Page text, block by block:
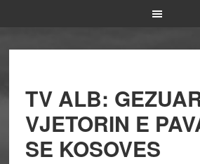
TV ALB:
VJETORIN E
SE KOSOVES